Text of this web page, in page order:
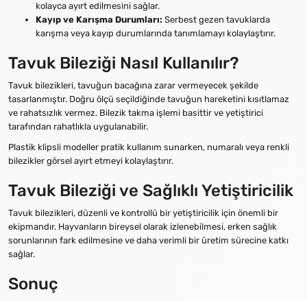
kolayca ayırt edilmesini sağlar.
Kayıp ve Karışma Durumları: Serbest gezen tavuklarda
karışma veya kayıp durumlarında tanımlamayı kolaylaştırır.
Tavuk Bileziği Nasıl Kullanılır?
Tavuk bilezikleri, tavuğun bacağına zarar vermeyecek şekilde
tasarlanmıştır. Doğru ölçü seçildiğinde tavuğun hareketini kısıtlamaz
ve rahatsızlık vermez. Bilezik takma işlemi basittir ve yetiştirici
tarafından rahatlıkla uygulanabilir.
Plastik klipsli modeller pratik kullanım sunarken, numaralı veya renkli
bilezikler görsel ayırt etmeyi kolaylaştırır.
Tavuk Bileziği ve Sağlıklı Yetiştiricilik
Tavuk bilezikleri, düzenli ve kontrollü bir yetiştiricilik için önemli bir
ekipmandır. Hayvanların bireysel olarak izlenebilmesi, erken sağlık
sorunlarının fark edilmesine ve daha verimli bir üretim sürecine katkı
sağlar.
Sonuç